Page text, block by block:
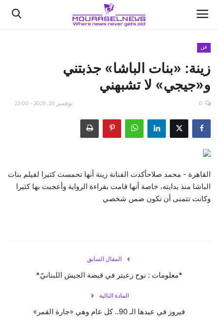
الأخبار
كتّابنا
اقتصاد
رياضة
فن
زينة: «بنات الباشا» جذبتني
و«جيجي» لا تشبهني
نوفمبر 20, 2025 - 22:00 0
القاهرة - محمد صلاحأكدت الفنانة زينة أنها تحمست كثيرا لفيلم بنات
الباشا منذ بدايته، خاصة أنها قامت بقراءة الرواية وأعجبت بها كثيرا
وكانت تتمنى أن تكون ضمن شخصي
المقال السابق
*معلومات : نوح زعيتر في قبضة الجيش اللبنانيّ*
المادة التالية
فيروز في عيدها الـ 90.. كل عام وهي «جارة القمر»